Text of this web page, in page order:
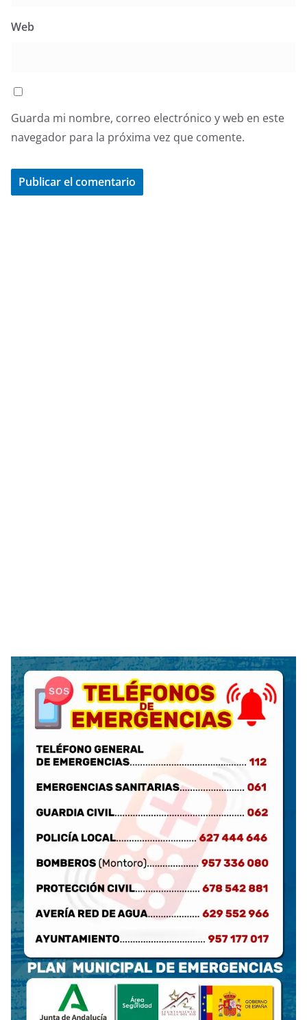
Web
Guarda mi nombre, correo electrónico y web en este
navegador para la próxima vez que comente.